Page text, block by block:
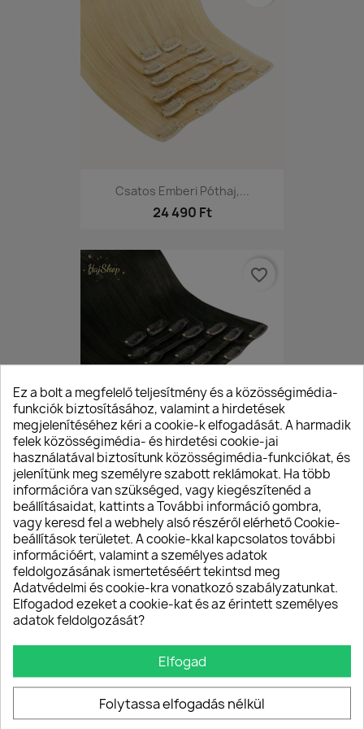
Csatos Emberi Póthaj,...
24 490 Ft
Csatos Emberi...
30 990 Ft
favorite_border
favorite_border
Ez a bolt a megfelelő teljesítmény és a közösségimédia-
funkciók biztosításához, valamint a hirdetések
megjelenítéséhez kéri a cookie-k elfogadását. A harmadik
felek közösségimédia- és hirdetési cookie-jai
használatával biztosítunk közösségimédia-funkciókat, és
jelenítünk meg személyre szabott reklámokat. Ha több
információra van szükséged, vagy kiegészítenéd a
beállításaidat, kattints a További információ gombra,
vagy keresd fel a webhely alsó részéről elérhető Cookie-
beállítások területet. A cookie-kkal kapcsolatos további
információért, valamint a személyes adatok
feldolgozásának ismertetéséért tekintsd meg
Adatvédelmi és cookie-kra vonatkozó szabályzatunkat.
Elfogadod ezeket a cookie-kat és az érintett személyes
adatok feldolgozását?
Elfogad
Folytassa elfogadás nélkül